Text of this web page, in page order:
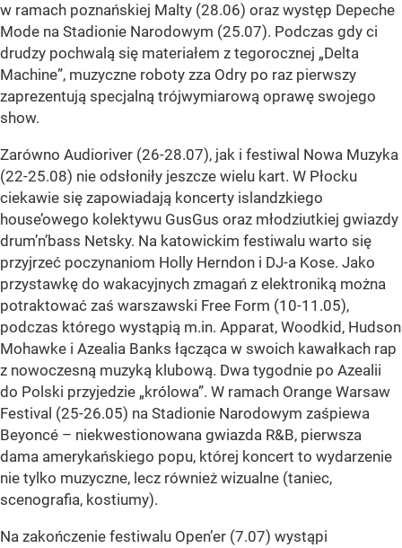
w ramach poznańskiej Malty (28.06) oraz występ Depeche
Mode na Stadionie Narodowym (25.07). Podczas gdy ci
drudzy pochwalą się materiałem z tegorocznej „Delta
Machine”, muzyczne roboty zza Odry po raz pierwszy
zaprezentują specjalną trójwymiarową oprawę swojego
show.
Zarówno Audioriver (26-28.07), jak i festiwal Nowa Muzyka
(22-25.08) nie odsłoniły jeszcze wielu kart. W Płocku
ciekawie się zapowiadają koncerty islandzkiego
house’owego kolektywu GusGus oraz młodziutkiej gwiazdy
drum’n’bass Netsky. Na katowickim festiwalu warto się
przyjrzeć poczynaniom Holly Herndon i DJ-a Kose. Jako
przystawkę do wakacyjnych zmagań z elektroniką można
potraktować zaś warszawski Free Form (10-11.05),
podczas którego wystąpią m.in. Apparat, Woodkid, Hudson
Mohawke i Azealia Banks łącząca w swoich kawałkach rap
z nowoczesną muzyką klubową. Dwa tygodnie po Azealii
do Polski przyjedzie „królowa”. W ramach Orange Warsaw
Festival (25-26.05) na Stadionie Narodowym zaśpiewa
Beyoncé – niekwestionowana gwiazda R&B, pierwsza
dama amerykańskiego popu, której koncert to wydarzenie
nie tylko muzyczne, lecz również wizualne (taniec,
scenografia, kostiumy).
Na zakończenie festiwalu Open’er (7.07) wystąpi